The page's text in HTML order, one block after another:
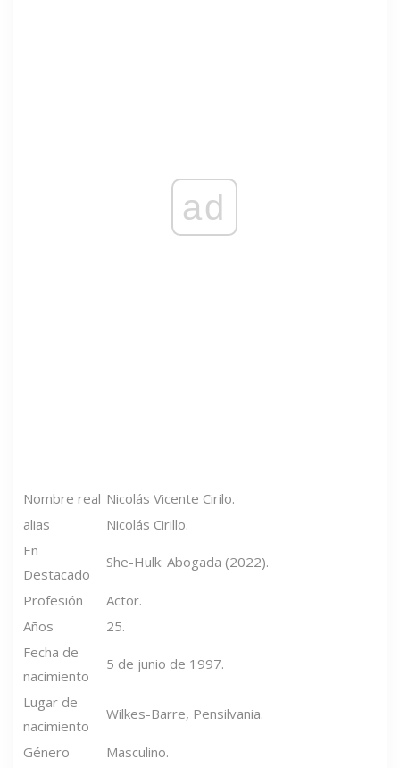
ad
Nombre real Nicolás Vicente Cirilo.
alias
Nicolás Cirillo.
En
Destacado
She-Hulk: Abogada (2022).
Profesión
Actor.
Años
25.
Fecha de
nacimiento
5 de junio de 1997.
Lugar de
nacimiento
Wilkes-Barre, Pensilvania.
Género
Masculino.